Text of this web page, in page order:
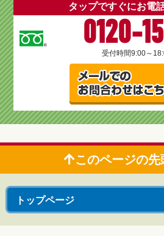
タップですぐにお電
0120-
受付時間9:00～
このページの先